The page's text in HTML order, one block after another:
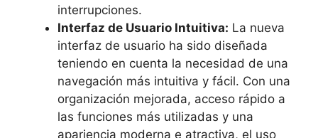
interrupciones.
Interfaz de Usuario Intuitiva: La nueva
interfaz de usuario ha ‌sido diseñada
teniendo en cuenta⁢ la necesidad de una
navegación‌ más intuitiva y fácil. Con una
organización mejorada, acceso rápido a
las funciones más utilizadas y una
apariencia moderna e atractiva, el uso